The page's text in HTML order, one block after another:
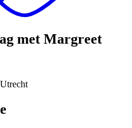
met Margreet